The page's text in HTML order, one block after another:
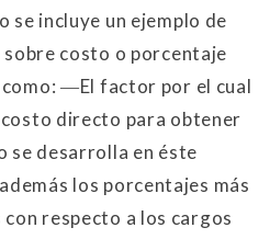
se incluye un ejemplo de
costo o porcentaje
―El factor por el cual
directo para obtener
se desarrolla en éste
los porcentajes más
respecto a los cargos